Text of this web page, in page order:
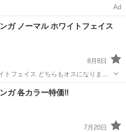
Ad
ガ ノーマル ホワイトフェイス
8月8日
ドリング可能です🙆‍♀️ 夏休み特
わせお待ちしております！！ 本日も
ペットショップ フクロモモンガ
ガ 各カラー特価‼️
7月20日